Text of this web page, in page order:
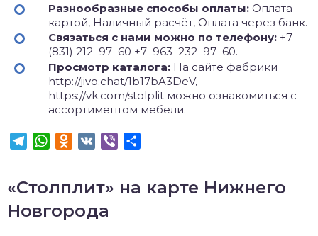
Разнообразные способы оплаты: Оплата
картой, Наличный расчёт, Оплата через банк.
Связаться с нами можно по телефону: +7
(831) 212‒97‒60 +7‒963‒232‒97‒60.
Просмотр каталога: На сайте фабрики
http://jivo.chat/1b17bA3DeV,
https://vk.com/stolplit можно ознакомиться с
ассортиментом мебели.
TelegramWhatsApp
Odnoklassniki
VK Viber
«Столплит» на карте Нижнего
Новгорода